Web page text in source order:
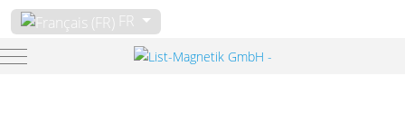
Sélectionnez votre langue
FR
Mobile Menu Toggle